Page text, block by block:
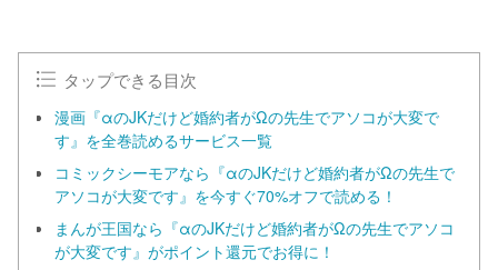
タップできる目次
漫画『αのJKだけど婚約者がΩの先生でアソコが大変で
す』を全巻読めるサービス一覧
コミックシーモアなら『αのJKだけど婚約者がΩの先生で
アソコが大変です』を今すぐ70%オフで読める！
まんが王国なら『αのJKだけど婚約者がΩの先生でアソコ
が大変です』がポイント還元でお得に！